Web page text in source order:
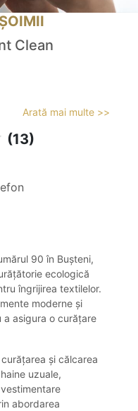
Clean
Arată mai multe >>
(13)
90 în Bușteni,
ecologică
îngrijirea textilelor.
moderne și
asigura o curățare
și călcarea
uzuale,
abordarea